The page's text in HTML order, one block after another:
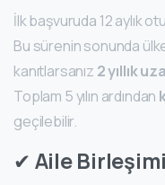
İlk başvuruda 12 aylık
Bu sürenin sonunda
kanıtlarsanız 2 yıllık
Toplam 5 yılın ardından
geçilebilir.
✔ Aile Birleşimi